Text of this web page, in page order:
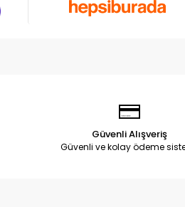
Güvenli Alışveriş
Güvenli ve kolay ödeme